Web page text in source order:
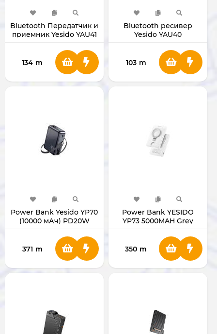
Bluetooth Передатчик и
приемник Yesido YAU41
134 m
Bluetooth ресивер
Yesido YAU40
103 m
Power Bank Yesido YP70
(10000 мАч) PD20W
371 m
Power Bank YESIDO
YP73 5000MAH Grey
350 m